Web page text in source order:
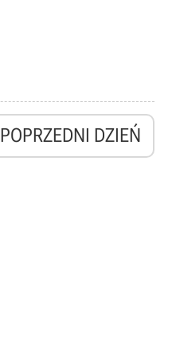
POPRZEDNI DZIEŃ